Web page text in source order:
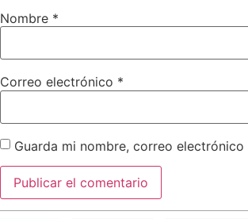
Nombre *
Correo electrónico *
Guarda mi nombre, correo